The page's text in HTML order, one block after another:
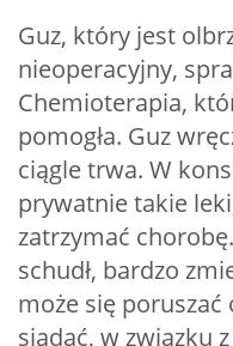
Guz, który jest
nieoperacyjny,
Chemioterapia,
pomogła. Guz
ciągle trwa. W
prywatnie takie
zatrzymać
schudł, bardzo
może się poruszać
siadać, w związku